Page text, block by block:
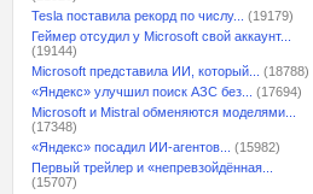
Tesla поставила рекорд по числу...
(19179)
Геймер отсудил у Microsoft свой аккаунт...
(19144)
Microsoft представила ИИ, который...
(18788)
«Яндекс» улучшил поиск АЗС без...
(17694)
Microsoft и Mistral обменяются моделями...
(17348)
«Яндекс» посадил ИИ-агентов...
(15982)
Первый трейлер и «непревзойдённая...
(15707)